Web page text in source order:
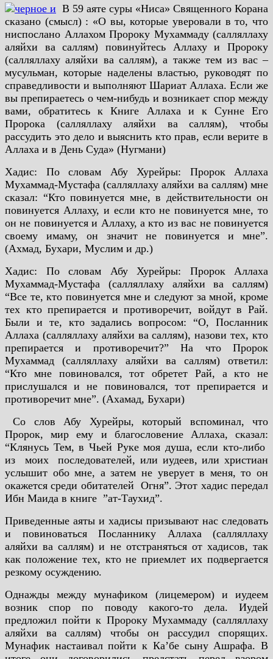
В 59 аяте суры «Ниса» Священного Корана
сказано (смысл) : «О вы, которые уверовали в то, что
ниспослано Аллахом Пророку Мухаммаду (салляллаху
аляйхи ва саллям) повинуйтесь Аллаху и Пророку
(салляллаху аляйхи ва саллям), а также тем из вас –
мусульман, которые наделены властью, руководят по
справедливости и выполняют Шариат Аллаха. Если же
вы препираетесь о чем-нибудь и возникает спор между
вами, обратитесь к Книге Аллаха и к Сунне Его
Пророка (салляллаху аляйхи ва саллям), чтобы
рассудить это дело и выяснить кто прав, если верите в
Аллаха и в День Суда» (Нугмани)
Хадис: По словам Абу Хурейры: Пророк Аллаха
Мухаммад-Мустафа (салляллаху аляйхи ва саллям) мне
сказал: “Кто повинуется мне, в действительности он
повинуется Аллаху, и если кто не повинуется мне, то
он не повинуется и Аллаху, а кто из вас не повинуется
своему имаму, он значит не повинуется и мне”.
(Ахмад, Бухари, Муслим и др.)
Хадис: По словам Абу Хурейры: Пророк Аллаха
Мухаммад-Мустафа (салляллаху аляйхи ва саллям)
“Все те, кто повинуется мне и следуют за мной, кроме
тех кто препирается и противоречит, войдут в Рай.
Были и те, кто задались вопросом: “О, Посланник
Аллаха (салляллаху аляйхи ва саллям), назови тех, кто
препирается и противоречит?” На что Пророк
Мухаммад (салляллаху аляйхи ва саллям) ответил:
“Кто мне повиновался, тот обретет Рай, а кто не
прислушался и не повиновался, тот препирается и
противоречит мне”. (Ахамад, Бухари)
Со слов Абу Хурейры, который вспоминал, что
Пророк, мир ему и благословение Аллаха, сказал:
“Клянусь Тем, в Чьей Руке моя душа, если кто-либо
из моих последователей, или иудеев, или христиан
услышит обо мне, а затем не уверует в меня, то он
окажется среди обитателей Огня”. Этот хадис передал
Ибн Маида в книге ”ат-Таухид”.
Приведенные аяты и хадисы призывают нас следовать
и повиноваться Посланнику Аллаха (салляллаху
аляйхи ва саллям) и не отстраняться от хадисов, так
как положение тех, кто не приемлет их подвергается
резкому осуждению.
Однажды между мунафиком (лицемером) и иудеем
возник спор по поводу какого-то дела. Иудей
предложил пойти к Пророку Мухаммаду (салляллаху
аляйхи ва саллям) чтобы он рассудил спорящих.
Мунафик настаивал пойти к Ка’бе сыну Ашрафа. В